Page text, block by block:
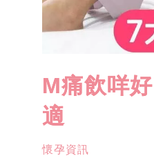
M痛飲咩
適
懷孕資訊